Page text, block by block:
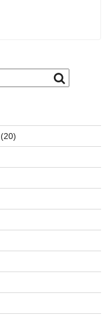
(20)